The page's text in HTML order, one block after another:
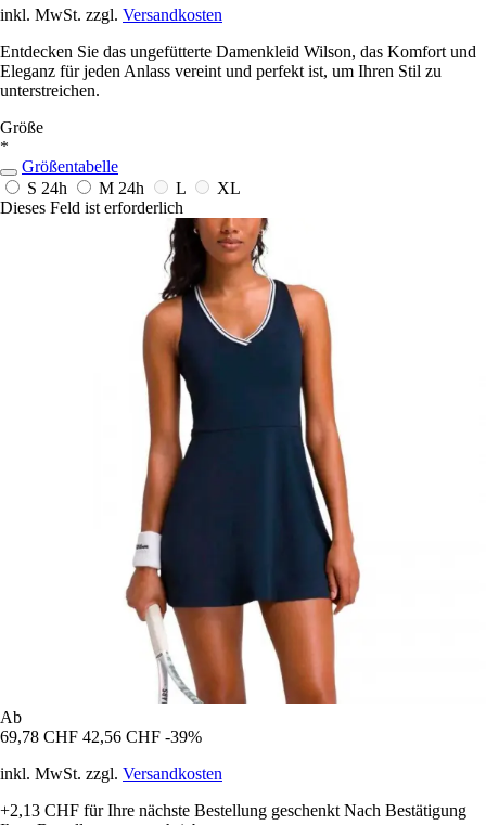
inkl. MwSt. zzgl. Versandkosten
Entdecken Sie das ungefütterte Damenkleid Wilson, das Komfort und
Eleganz für jeden Anlass vereint und perfekt ist, um Ihren Stil zu
unterstreichen.
Größe
*
Größentabelle
S 24h M 24h L
XL
Dieses Feld ist erforderlich
Ab
69,78 CHF 42,56 CHF -39%
inkl. MwSt. zzgl. Versandkosten
+2,13 CHF für Ihre nächste Bestellung geschenkt Nach Bestätigung